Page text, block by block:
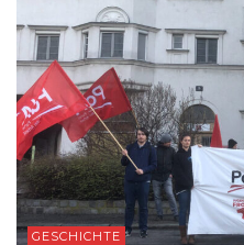
GESCHICHTE